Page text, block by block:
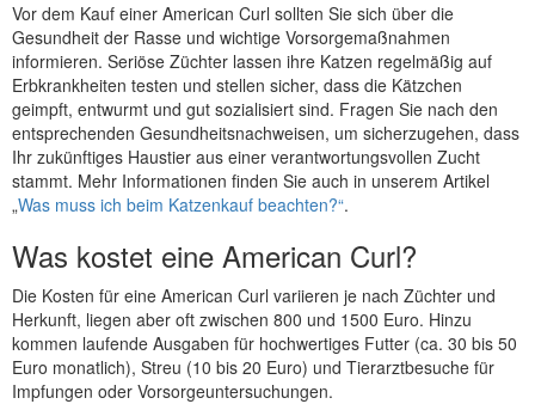
Vor dem Kauf einer American Curl sollten Sie sich über die
Gesundheit der Rasse und wichtige Vorsorgemaßnahmen
informieren. Seriöse Züchter lassen ihre Katzen regelmäßig auf
Erbkrankheiten testen und stellen sicher, dass die Kätzchen
geimpft, entwurmt und gut sozialisiert sind. Fragen Sie nach den
entsprechenden Gesundheitsnachweisen, um sicherzugehen, dass
Ihr zukünftiges Haustier aus einer verantwortungsvollen Zucht
stammt. Mehr Informationen finden Sie auch in unserem Artikel
„Was muss ich beim Katzenkauf beachten?“.
Was kostet eine American Curl?
Die Kosten für eine American Curl variieren je nach Züchter und
Herkunft, liegen aber oft zwischen 800 und 1500 Euro. Hinzu
kommen laufende Ausgaben für hochwertiges Futter (ca. 30 bis 50
Euro monatlich), Streu (10 bis 20 Euro) und Tierarztbesuche für
Impfungen oder Vorsorgeuntersuchungen.